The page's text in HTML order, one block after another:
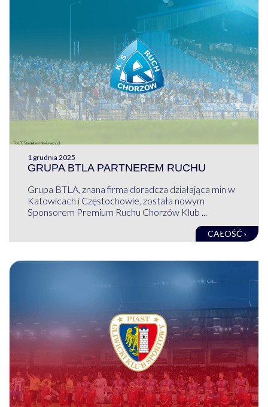
1 grudnia 2025
GRUPA BTLA PARTNEREM RUCHU
Grupa BTLA, znana firma doradcza działająca min w
Katowicach i Częstochowie, została nowym
Sponsorem Premium Ruchu Chorzów Klub ...
CAŁOŚĆ ›